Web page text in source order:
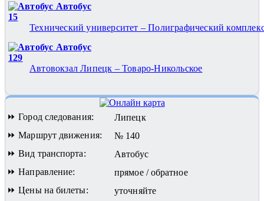
Автобус
15
Технический университет – Полиграфический
Автобус
129
Автовокзал Липецк – Товаро-Никольское
⏩ Город следования:
Липецк
⏩ Маршрут движения:
№ 140
⏩ Вид транспорта:
Автобус
⏩ Направление:
прямое / обратное
⏩ Цены на билеты:
уточняйте